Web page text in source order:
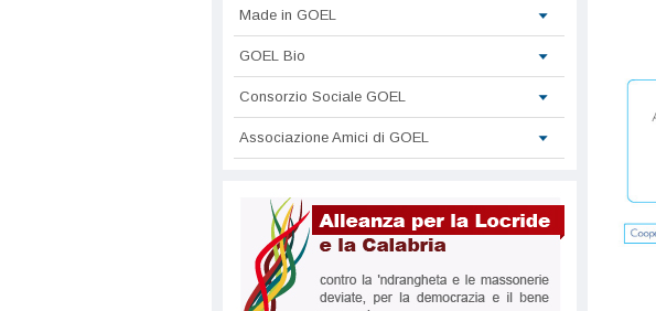
Made in GOEL
GOEL Bio
Consorzio Sociale GOEL
Associazione Amici di GOEL